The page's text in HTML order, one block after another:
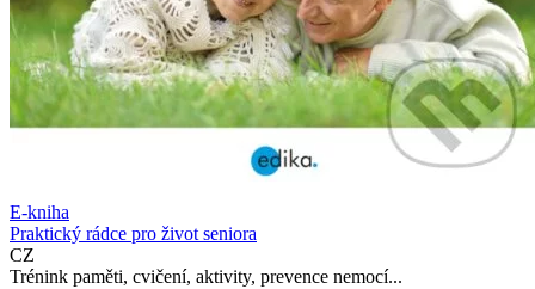
E-kniha
Praktický rádce pro život seniora
CZ
Trénink paměti, cvičení, aktivity, prevence nemocí...